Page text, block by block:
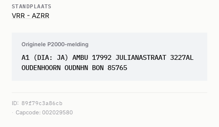
STANDPLAATS
VRR - AZRR
Originele P2000-melding
A1 (DIA: JA) AMBU 17992 JULIANASTRAAT 3227AL
OUDENHOORN OUDNHN BON 85765
ID: 89f79c3a86cb
Capcode: 002029580